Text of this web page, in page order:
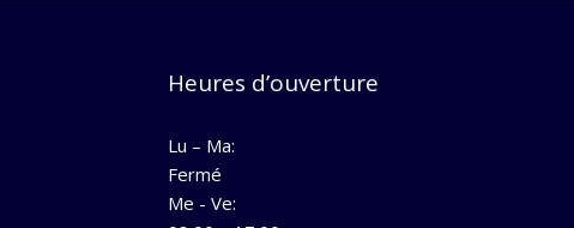
Heures d’ouverture
Lu – Ma:
Fermé
Me - Ve: